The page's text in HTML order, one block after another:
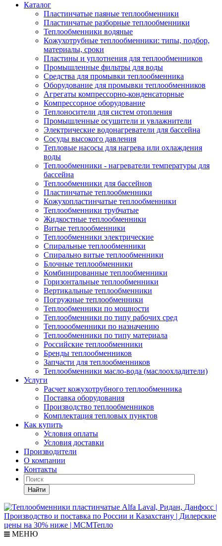
Каталог
Пластинчатые паяные теплообменники
Пластинчатые разборные теплообменники
Теплообменники водяные
Кожухотрубные теплообменники: типы, подбор,
материалы, сроки
Пластины и уплотнения для теплообменников
Промышленные фильтры для воды
Средства для промывки теплообменника
Оборудование для промывки теплообменников
Агрегаты компрессорно-конденсаторные
Компрессорное оборудование
Теплоносители для систем отопления
Промышленные осушители и увлажнители
Электрические водонагреватели для бассейна
Сосуды высокого давления
Тепловые насосы для нагрева или охлаждения
воды
Теплообменники - нагреватели температуры для
бассейна
Теплообменники для бассейнов
Пластинчатые теплообменники
Кожухопластинчатые теплообменники
Теплообменники трубчатые
Жидкостные теплообменники
Витые теплообменники
Теплообменники электрические
Спиральные теплообменники
Спирально витые теплообменники
Блочные теплообменники
Комбинированные теплообменники
Горизонтальные теплообменники
Вертикальные теплообменники
Погружные теплообменники
Теплообменники по мощности
Теплообменники по типу рабочих сред
Теплоообменники по назначению
Теплообменники по типу материала
Российские теплообменники
Бренды теплообменников
Запчасти для теплообменников
Теплообменники масло-вода (маслоохладители)
Услуги
Расчет кожухотрубного теплообменника
Поставка оборудования
Производство теплообменников
Комплектация тепловых пунктов
Как купить
Условия оплаты
Условия доставки
Производители
О компании
Контакты
Найти
МЕНЮ